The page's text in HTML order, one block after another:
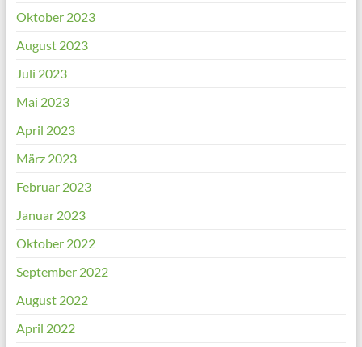
Oktober 2023
August 2023
Juli 2023
Mai 2023
April 2023
März 2023
Februar 2023
Januar 2023
Oktober 2022
September 2022
August 2022
April 2022